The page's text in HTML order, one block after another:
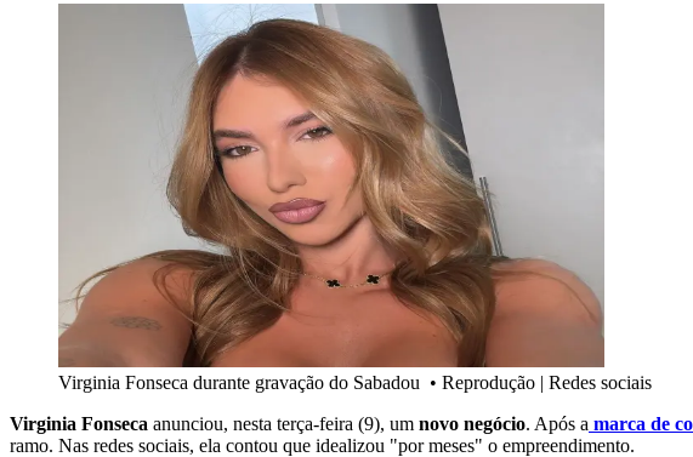
Virginia Fonseca durante gravação do Sabadou • Reprodução | Redes sociais
Virginia Fonseca anunciou, nesta terça-feira (9), um novo negócio. Após a marca de
ramo. Nas redes sociais, ela contou que idealizou "por meses" o empreendimento.